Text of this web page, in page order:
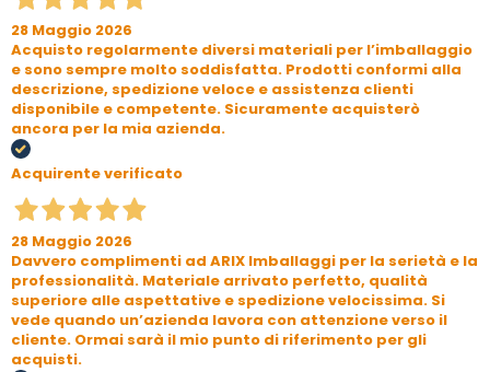
28 Maggio 2026
Acquisto regolarmente diversi materiali per l’imballaggio
e sono sempre molto soddisfatta. Prodotti conformi alla
descrizione, spedizione veloce e assistenza clienti
disponibile e competente. Sicuramente acquisterò
ancora per la mia azienda.
Acquirente verificato
28 Maggio 2026
Davvero complimenti ad ARIX Imballaggi per la serietà e la
professionalità. Materiale arrivato perfetto, qualità
superiore alle aspettative e spedizione velocissima. Si
vede quando un’azienda lavora con attenzione verso il
cliente. Ormai sarà il mio punto di riferimento per gli
acquisti.